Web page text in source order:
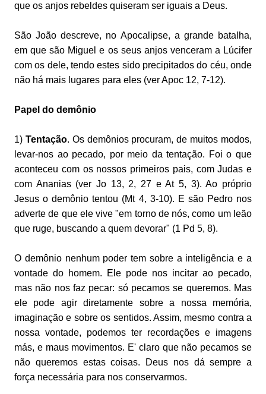
que os anjos rebeldes quiseram ser iguais a Deus.
São João descreve, no Apocalipse, a grande batalha,
em que são Miguel e os seus anjos venceram a Lúcifer
com os dele, tendo estes sido precipitados do céu, onde
não há mais lugares para eles (ver Apoc 12, 7-12).
Papel do demônio
1) Tentação. Os demônios procuram, de muitos modos,
levar-nos ao pecado, por meio da tentação. Foi o que
aconteceu com os nossos primeiros pais, com Judas e
com Ananias (ver Jo 13, 2, 27 e At 5, 3). Ao próprio
Jesus o demônio tentou (Mt 4, 3-10). E são Pedro nos
adverte de que ele vive "em torno de nós, como um leão
que ruge, buscando a quem devorar" (1 Pd 5, 8).
O demônio nenhum poder tem sobre a inteligência e a
vontade do homem. Ele pode nos incitar ao pecado,
mas não nos faz pecar: só pecamos se queremos. Mas
ele pode agir diretamente sobre a nossa memória,
imaginação e sobre os sentidos. Assim, mesmo contra a
nossa vontade, podemos ter recordações e imagens
más, e maus movimentos. E' claro que não pecamos se
não queremos estas coisas. Deus nos dá sempre a
força necessária para nos conservarmos.